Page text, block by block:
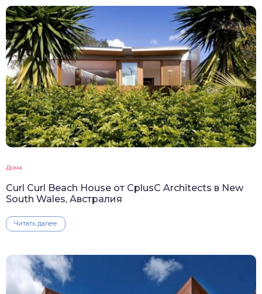
Дома
Curl Curl Beach House от CplusC Architects в New
South Wales, Австралия
Читать далее